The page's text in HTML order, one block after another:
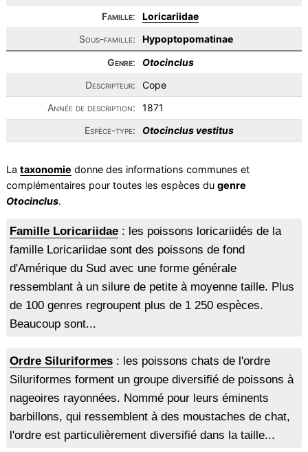
Famille:
Loricariidae
Sous-famille:
Hypoptopomatinae
Genre:
Otocinclus
Descripteur:
Cope
Année de description:
1871
Espèce-type:
Otocinclus vestitus
La taxonomie donne des informations communes et
complémentaires pour toutes les espèces du genre
Otocinclus.
Famille Loricariidae: les poissons loricariidés de la
famille Loricariidae sont des poissons de fond
d'Amérique du Sud avec une forme générale
ressemblant à un silure de petite à moyenne taille. Plus
de 100 genres regroupent plus de 1 250 espèces.
Beaucoup sont...
Ordre Siluriformes: les poissons chats de l'ordre
Siluriformes forment un groupe diversifié de poissons à
nageoires rayonnées. Nommé pour leurs éminents
barbillons, qui ressemblent à des moustaches de chat,
l'ordre est particulièrement diversifié dans la taille...